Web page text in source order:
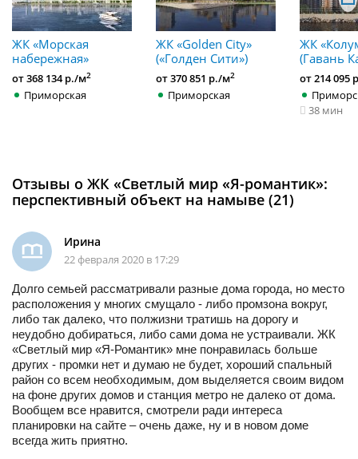
ЖК «Морская
набережная»
от 368 134 р./м2
Приморская
ЖК «Golden City»
(«Голден Сити»)
от 370 851 р./м2
Приморская
ЖК
(Гавань
от 214 095
38 мин
Отзывы о ЖК «Светлый мир «Я-романтик»:
перспективный объект на намыве (21)
Ирина
22 февраля 2020 в 17:29
Долго семьей рассматривали разные дома города, но место
расположения у многих смущало - либо промзона вокруг,
либо так далеко, что полжизни тратишь на дорогу и
неудобно добираться, либо сами дома не устраивали. ЖК
«Светлый мир «Я-Романтик» мне понравилась больше
других - промки нет и думаю не будет, хороший спальный
район со всем необходимым, дом выделяется своим видом
на фоне других домов и станция метро не далеко от дома.
Вообщем все нравится, смотрели ради интереса
планировки на сайте – очень даже, ну и в новом доме
всегда жить приятно.